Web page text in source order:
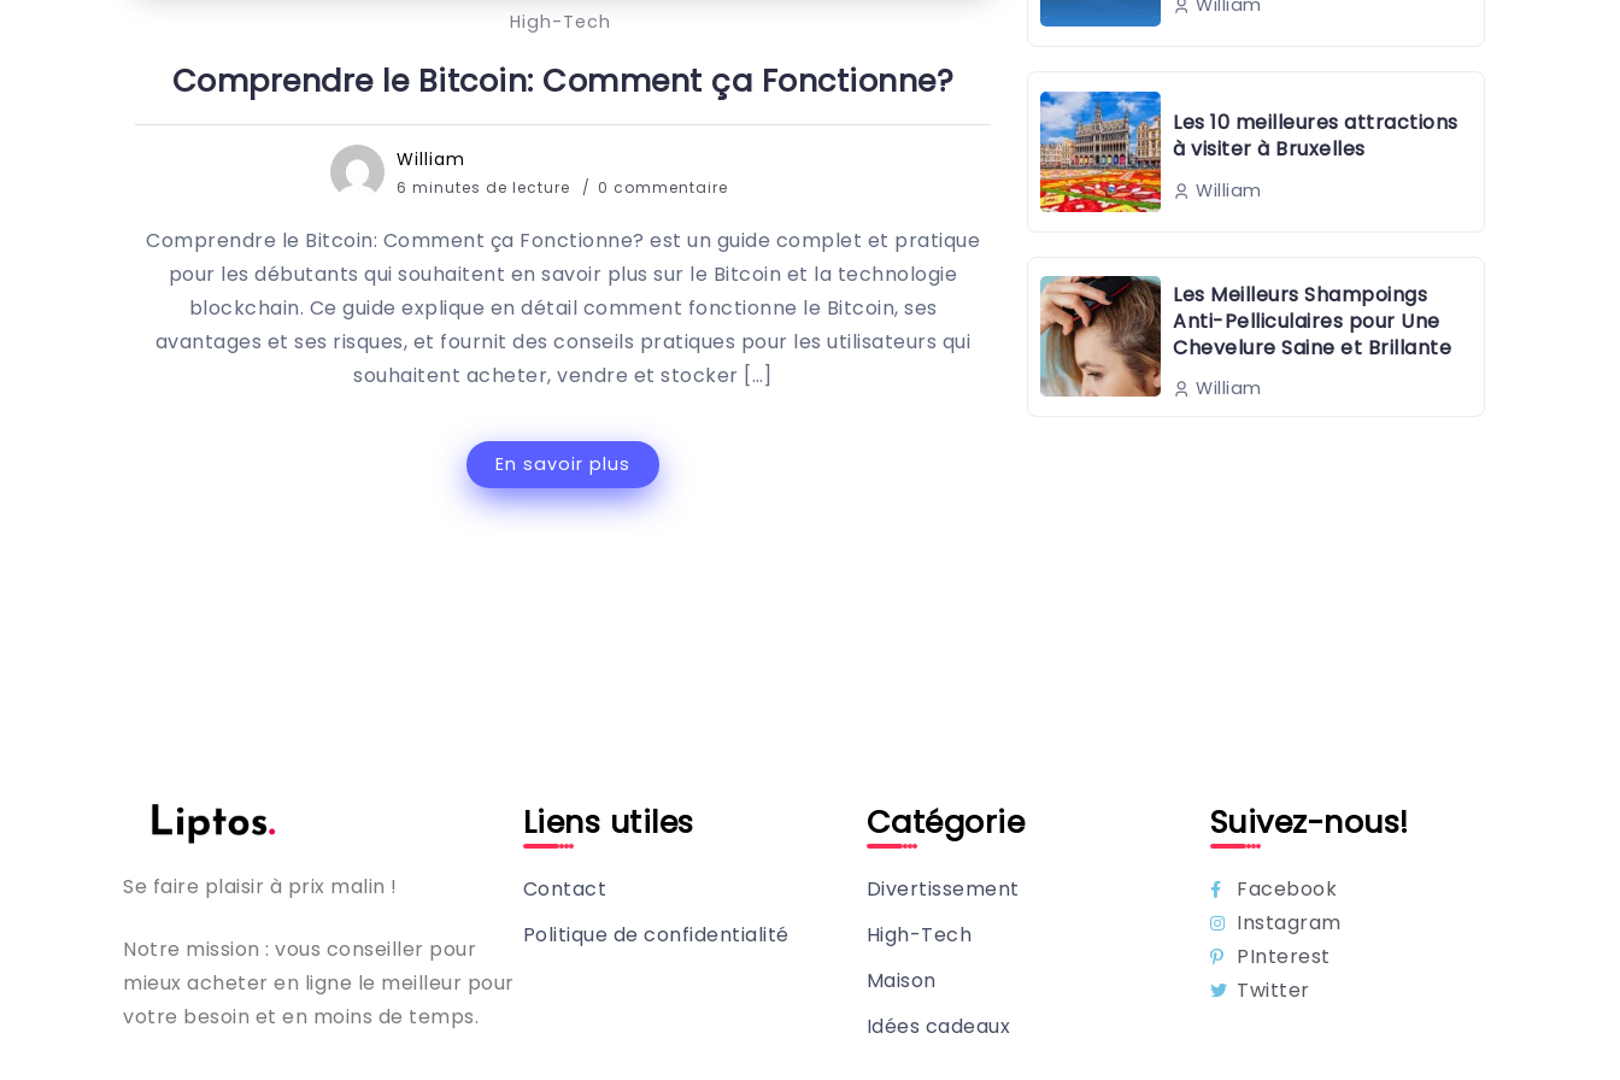
High-Tech
Comprendre le Bitcoin: Comment ça Fonctionne?
William
6 minutes de lecture 0 commentaire
Comprendre le Bitcoin: Comment ça Fonctionne? est un guide complet et pratique
pour les débutants qui souhaitent en savoir plus sur le Bitcoin et la technologie
blockchain. Ce guide explique en détail comment fonctionne le Bitcoin, ses
avantages et ses risques, et fournit des conseils pratiques pour les utilisateurs qui
souhaitent acheter, vendre et stocker […]
En savoir plus
William
Les 10 meilleures attractions
à visiter à Bruxelles
William
Les Meilleurs Shampoings
Anti-Pelliculaires pour Une
Chevelure Saine et Brillante
William
Se faire plaisir à prix malin !
Notre mission : vous conseiller pour
mieux acheter en ligne le meilleur pour
votre besoin et en moins de temps.
Liens utiles
Contact
Politique de confidentialité
Catégorie
Divertissement
High-Tech
Maison
Idées cadeaux
Suivez-nous!
Facebook
Instagram
PInterest
Twitter